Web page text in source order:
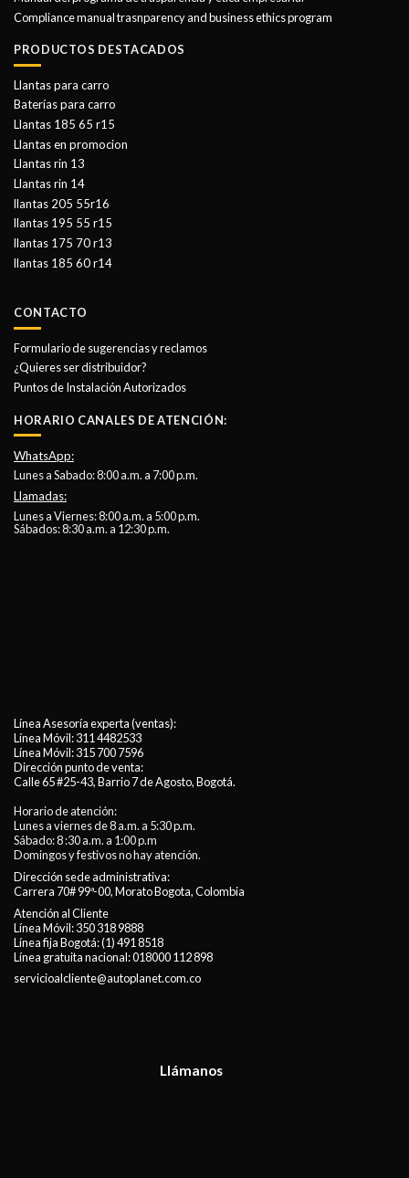
Compliance manual trasnparency and business ethics program
PRODUCTOS DESTACADOS
Llantas para carro
Baterías para carro
Llantas 185 65 r15
Llantas en promocion
Llantas rin 13
Llantas rin 14
llantas 205 55r16
llantas 195 55 r15
llantas 175 70 r13
llantas 185 60 r14
CONTACTO
Formulario de sugerencias y reclamos
¿Quieres ser distribuidor?
Puntos de Instalación Autorizados
HORARIO CANALES DE ATENCIÓN:
WhatsApp:
Lunes a Sabado: 8:00 a.m. a 7:00 p.m.
Llamadas:
Lunes a Viernes: 8:00 a.m. a 5:00 p.m.
Sábados: 8:30 a.m. a 12:30 p.m.
Línea Asesoría experta (ventas):
Línea Móvil:311 4482533
Línea Móvil:315 700 7596
Dirección punto de venta:
Calle 65 #25-43, Barrio 7 de Agosto, Bogotá.
Horario de atención:
Lunes a viernes de 8 a.m. a 5:30 p.m.
Sábado: 8 :30 a.m. a 1:00 p.m
Domingos y festivos no hay atención.
Dirección sede administrativa:
Carrera 70# 99ª-00, Morato Bogota, Colombia
Atención al Cliente
Línea Móvil:350 318 9888
Línea fija Bogotá:(1) 491 8518
Línea gratuita nacional:018000 112 898
servicioalcliente@autoplanet.com.co
Llámanos